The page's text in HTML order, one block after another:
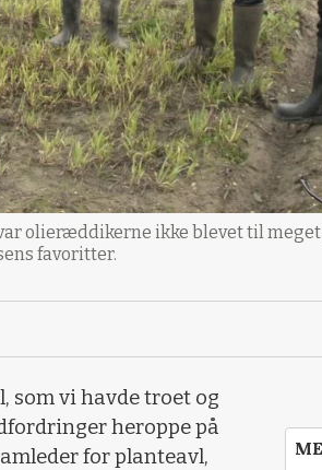
olieræddikerne ikke blevet til meget
favoritter.
som vi havde troet og
heroppe på
for planteavl,